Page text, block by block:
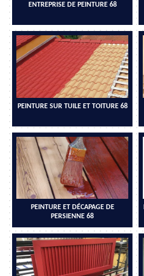
ENTREPRISE DE PEINTURE 68
PEINTURE SUR TUILE ET TOITURE 68
PEINTURE ET DÉCAPAGE DE
PERSIENNE 68